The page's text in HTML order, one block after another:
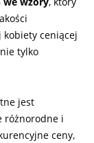
kobiety ceniącej
tylko
jest
różnorodne i
ceny,